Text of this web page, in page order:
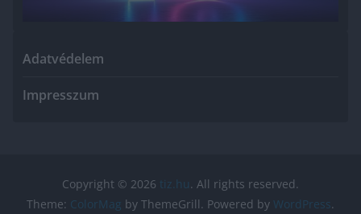
Adatvédelem
Impresszum
Copyright © 2026 tiz.hu. All rights reserved.
Theme: ColorMag by ThemeGrill. Powered by WordPress.